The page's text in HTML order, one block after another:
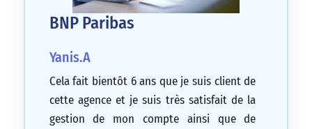
BNP Paribas
Yanis.A
Cela fait bientôt 6 ans que je suis client de
cette agence et je suis très satisfait de la
gestion de mon compte ainsi que de